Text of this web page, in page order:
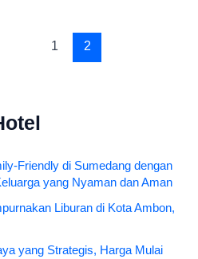
1 2
Friendly di Sumedang dengan
yang Nyaman dan Aman
Liburan di Kota Ambon,
yang Strategis, Harga Mulai